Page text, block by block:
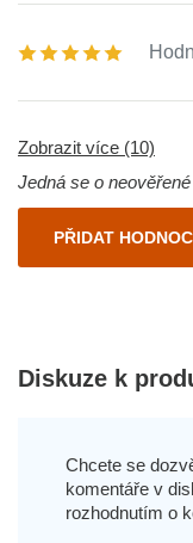
Zobrazit více (10)
Jedná se o
PŘIDAT
Diskuze k
Chcete se
komentáře v
rozhodnutím o